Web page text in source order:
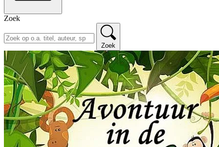
Zoek
Zoek